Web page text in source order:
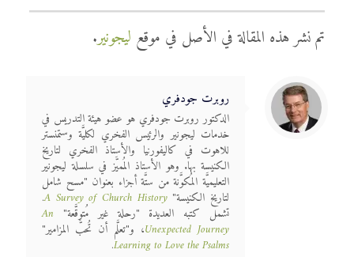
تم نشر هذه المقالة في الأصل في موقع ليجونير.
روبرت جودفري
الدكتور روبرت جودفري هو عضو هيئة التدريس في
خدمات ليجونير والرئيس الفخري لكليَّة وستمنستر
للاهوت في كاليفورنيا والأستاذ الفخري لتاريخ
الكنيسة بها. وهو الأستاذ المُميَّز في سلسلة ليجونير
التعليميَّة المُكوَّنة من ستَّة أجزاء بعنوان "مسح شامل
لتاريخ الكنيسة"A Survey of Church History
.
تشمل كتبه العديدة "رحلة غير مُتوقَّعة" An
Unexpected Journey، و"تعلَّم أن تُحبَّ المزامير"
Learning to Love the Psalms
.